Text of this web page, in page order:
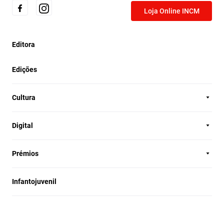
Loja Online INCM
Editora
Edições
Cultura
Digital
Prémios
Infantojuvenil